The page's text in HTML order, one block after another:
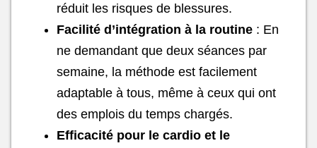
réduit les risques de blessures.
Facilité d’intégration à la routine : En
ne demandant que deux séances par
semaine, la méthode est facilement
adaptable à tous, même à ceux qui ont
des emplois du temps chargés.
Efficacité pour le cardio et le